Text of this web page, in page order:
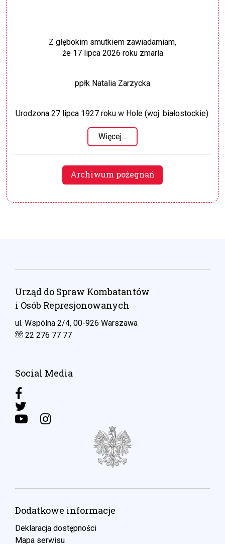
Z głębokim smutkiem zawiadamiam,
że 17 lipca 2026 roku zmarła
ppłk Natalia Zarzycka
Urodzona 27 lipca 1927 roku w Hole (woj. białostockie).
Więcej…
Archiwum pożegnań
Urząd do Spraw Kombatantów
i Osób Represjonowanych
ul. Wspólna 2/4, 00-926 Warszawa
22 276 77 77
Social Media
Dodatkowe informacje
Deklaracja dostępności
Mapa serwisu